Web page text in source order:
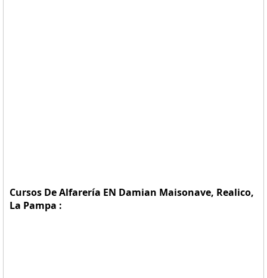
Cursos De Alfarería EN Damian Maisonave, Realico,
La Pampa :